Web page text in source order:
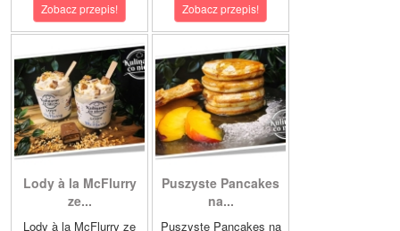
Zobacz przepis! Zobacz przepis!
Lody à la McFlurry
ze...
Lody à la McFlurry ze
Puszyste Pancakes
na...
Puszyste Pancakes na